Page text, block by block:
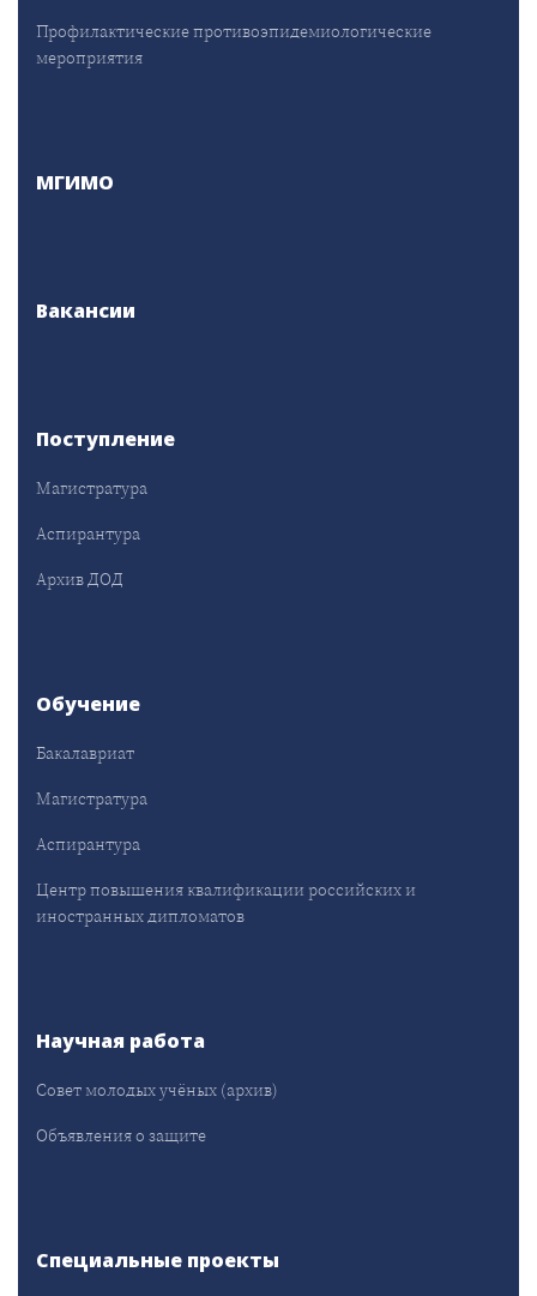
Профилактические противоэпидемиологические
мероприятия
МГИМО
Вакансии
Поступление
Магистратура
Аспирантура
Архив ДОД
Обучение
Бакалавриат
Магистратура
Аспирантура
Центр повышения квалификации российских и
иностранных дипломатов
Научная работа
Совет молодых учёных (архив)
Объявления о защите
Специальные проекты